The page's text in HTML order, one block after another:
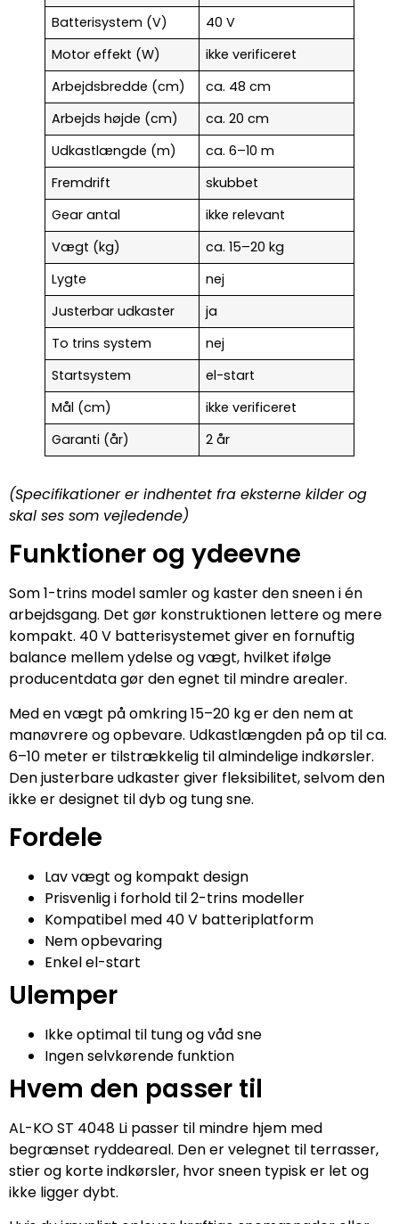
Batterisystem (V)
40 V
Motor effekt (W)
ikke verificeret
Arbejdsbredde (cm)
ca. 48 cm
Arbejds højde (cm)
ca. 20 cm
Udkastlængde (m)
ca. 6–10 m
Fremdrift
skubbet
Gear antal
ikke relevant
Vægt (kg)
ca. 15–20 kg
Lygte
nej
Justerbar udkaster
ja
To trins system
nej
Startsystem
el-start
Mål (cm)
ikke verificeret
Garanti (år)
2 år
(Specifikationer er indhentet fra eksterne kilder og
skal ses som vejledende)
Funktioner og ydeevne
Som 1-trins model samler og kaster den sneen i én
arbejdsgang. Det gør konstruktionen lettere og mere
kompakt. 40 V batterisystemet giver en fornuftig
balance mellem ydelse og vægt, hvilket ifølge
producentdata gør den egnet til mindre arealer.
Med en vægt på omkring 15–20 kg er den nem at
manøvrere og opbevare. Udkastlængden på op til ca.
6–10 meter er tilstrækkelig til almindelige indkørsler.
Den justerbare udkaster giver fleksibilitet, selvom den
ikke er designet til dyb og tung sne.
Fordele
Lav vægt og kompakt design
Prisvenlig i forhold til 2-trins modeller
Kompatibel med 40 V batteriplatform
Nem opbevaring
Enkel el-start
Ulemper
Ikke optimal til tung og våd sne
Ingen selvkørende funktion
Hvem den passer til
AL-KO ST 4048 Li passer til mindre hjem med
begrænset ryddeareal. Den er velegnet til terrasser,
stier og korte indkørsler, hvor sneen typisk er let og
ikke ligger dybt.